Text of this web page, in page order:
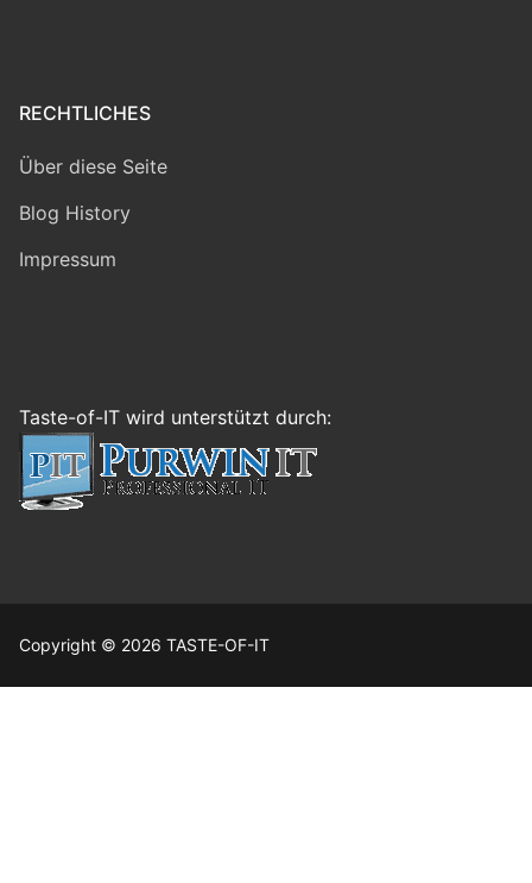
RECHTLICHES
Über diese Seite
Blog History
Impressum
Taste-of-IT wird unterstützt durch:
Copyright © 2026 TASTE-OF-IT